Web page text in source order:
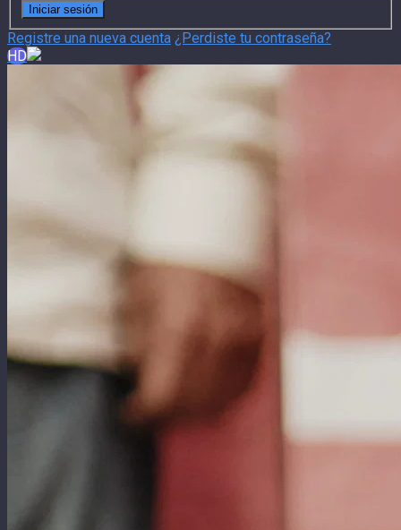
Registre una nueva cuenta ¿Perdiste tu contraseña?
HD